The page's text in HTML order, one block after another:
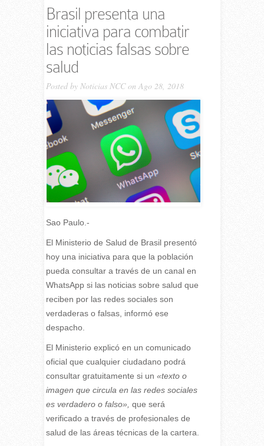
Brasil presenta una
iniciativa para combatir
las noticias falsas sobre
salud
Posted by Noticias NCCon Ago 28, 2018
Sao Paulo.-
El Ministerio de Salud de Brasil presentó
hoy una iniciativa para que la población
pueda consultar a través de un canal en
WhatsApp si las noticias sobre salud que
reciben por las redes sociales son
verdaderas o falsas, informó ese
despacho.
El Ministerio explicó en un comunicado
oficial que cualquier ciudadano podrá
consultar gratuitamente si un «texto o
imagen que circula en las redes sociales
es verdadero o falso», que será
verificado a través de profesionales de
salud de las áreas técnicas de la cartera.